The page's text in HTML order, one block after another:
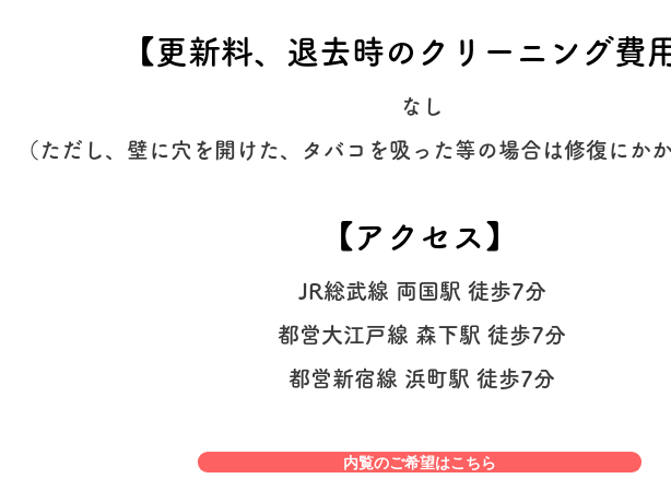
【更新料、退去時のクリーニング費
なし
（ただし、壁に穴を開けた、タバコを吸った等の場合は修復にか
​【アクセス】
JR総武線 両国駅 徒歩7分
都営大江戸線 森下駅 徒歩7分
都営新宿線 浜町駅 徒歩7分
内覧のご希望はこちら